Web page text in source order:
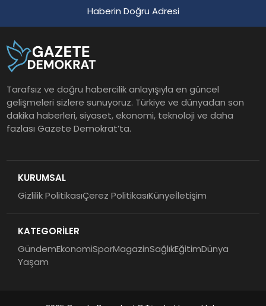
Haberin Doğru Adresi
Tarafsız ve doğru habercilik anlayışıyla en güncel
gelişmeleri sizlere sunuyoruz. Türkiye ve dünyadan son
dakika haberleri, siyaset, ekonomi, teknoloji ve daha
fazlası Gazete Demokrat’ta.
KURUMSAL
Gizlilik PolitikasıÇerez PolitikasıKünyeİletişim
KATEGORİLER
GündemEkonomiSporMagazinSağlıkEğitimDünya
Yaşam